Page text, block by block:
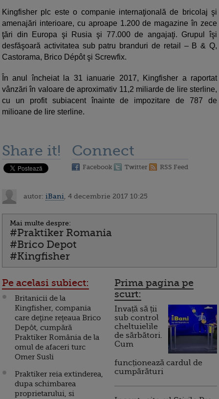
Kingfisher plc este o companie internaţională de bricolaj şi
amenajări interioare, cu aproape 1.200 de magazine în zece
ţări din Europa şi Rusia şi 77.000 de angajaţi. Grupul îşi
desfăşoară activitatea sub patru branduri de retail – B & Q,
Castorama, Brico Dépôt şi Screwfix.
În anul încheiat la 31 ianuarie 2017, Kingfisher a raportat
vânzări în valoare de aproximativ 11,2 miliarde de lire sterline,
cu un profit subiacent înainte de impozitare de 787 de
milioane de lire sterline.
Share it! Connect
Facebook Twitter RSS Feed
autor: iBani , 4 decembrie 2017 10:25
Mai multe despre:
#Praktiker Romania
#Brico Depot
#Kingfisher
Pe acelasi subiect:
Britanicii de la
Kingfisher, compania
care deţine reţeaua Brico
Depôt, cumpără
Praktiker România de la
omul de afaceri turc
Omer Susli
Praktiker reia extinderea,
dupa schimbarea
proprietarului, si
Prima pagina pe
scurt:
Invață să ții
sub control
cheltuielile
de sărbători.
Cum
funcționează cardul de
cumpărături